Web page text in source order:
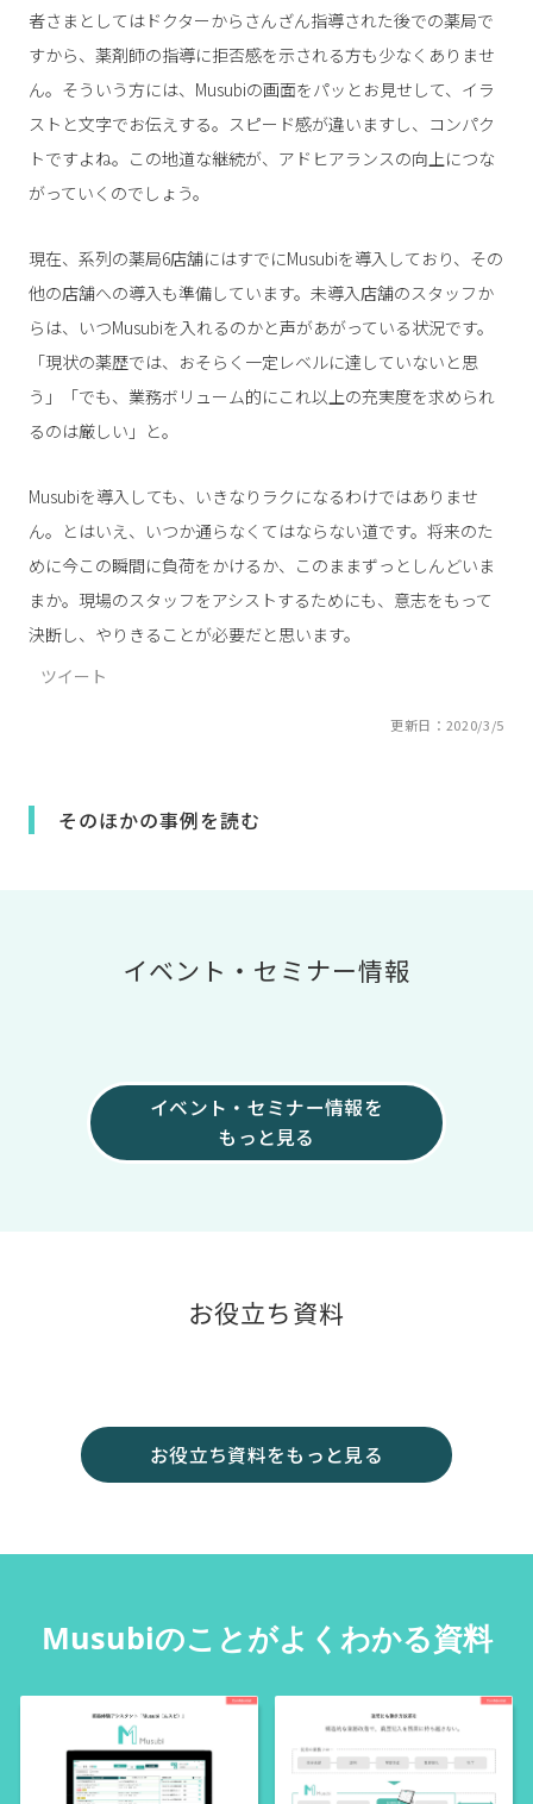
者さまとしてはドクターからさんざん指導された後での薬局で
すから、薬剤師の指導に拒否感を示される方も少なくありませ
ん。そういう方には、Musubiの画面をパッとお見せして、イラ
ストと文字でお伝えする。スピード感が違いますし、コンパク
トですよね。この地道な継続が、アドヒアランスの向上につな
がっていくのでしょう。
現在、系列の薬局6店舗にはすでにMusubiを導入しており、その
他の店舗への導入も準備しています。未導入店舗のスタッフか
らは、いつMusubiを入れるのかと声があがっている状況です。
「現状の薬歴では、おそらく一定レベルに達していないと思
う」「でも、業務ボリューム的にこれ以上の充実度を求められ
るのは厳しい」と。
Musubiを導入しても、いきなりラクになるわけではありませ
ん。とはいえ、いつか通らなくてはならない道です。将来のた
めに今この瞬間に負荷をかけるか、このままずっとしんどいま
まか。現場のスタッフをアシストするためにも、意志をもって
決断し、やりきることが必要だと思います。
ツイート
更新日：2020/3/5
そのほかの事例を読む
イベント・セミナー情報
イベント・セミナー情報を
もっと見る
お役立ち資料
お役立ち資料をもっと見る
Musubiのことがよくわかる資料